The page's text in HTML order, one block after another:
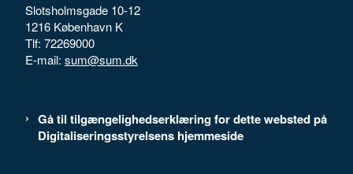
Slotsholmsgade 10-12
1216 København K
Tlf: 72269000
E-mail: sum@sum.dk
Gå til tilgængelighedserklæring for dette websted på
Digitaliseringsstyrelsens hjemmeside